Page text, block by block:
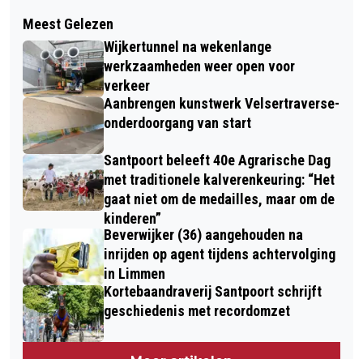
BLAST OFF - ROCKABILLY KOMENDE
ZATERDAG IN DE ZON
VRIJDAG 29 SEPTEMBER WERELD
HARTDAG: 'JAARLIJKSE
OVERLIJDENSGEVALLEN HART- EN
VAATZIEKTE ONDERSCHAT!'
Meest Gelezen
Wijkertunnel na wekenlange
werkzaamheden weer open voor
verkeer
Aanbrengen kunstwerk Velsertraverse-
onderdoorgang van start
Santpoort beleeft 40e Agrarische Dag
met traditionele kalverenkeuring: “Het
gaat niet om de medailles, maar om de
kinderen”
Beverwijker (36) aangehouden na
inrijden op agent tijdens achtervolging
in Limmen
Kortebaandraverij Santpoort schrijft
geschiedenis met recordomzet